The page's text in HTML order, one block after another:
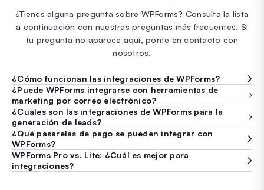
¿Tienes alguna pregunta sobre WPForms? Consulta la lista
a continuación con nuestras preguntas más frecuentes. Si
tu pregunta no aparece aquí, ponte en contacto con
nosotros.
¿Cómo funcionan las integraciones de WPForms?
¿Puede WPForms integrarse con herramientas de
marketing por correo electrónico?
¿Cuáles son las integraciones de WPForms para la
generación de leads?
¿Qué pasarelas de pago se pueden integrar con
WPForms?
WPForms Pro vs. Lite: ¿Cuál es mejor para
integraciones?